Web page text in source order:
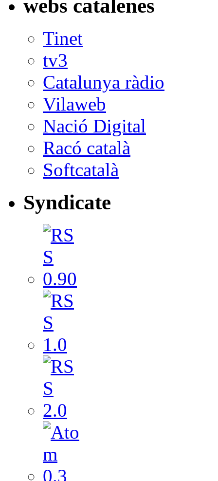
webs catalenes
Tinet
tv3
Catalunya ràdio
Vilaweb
Nació Digital
Racó català
Softcatalà
Syndicate